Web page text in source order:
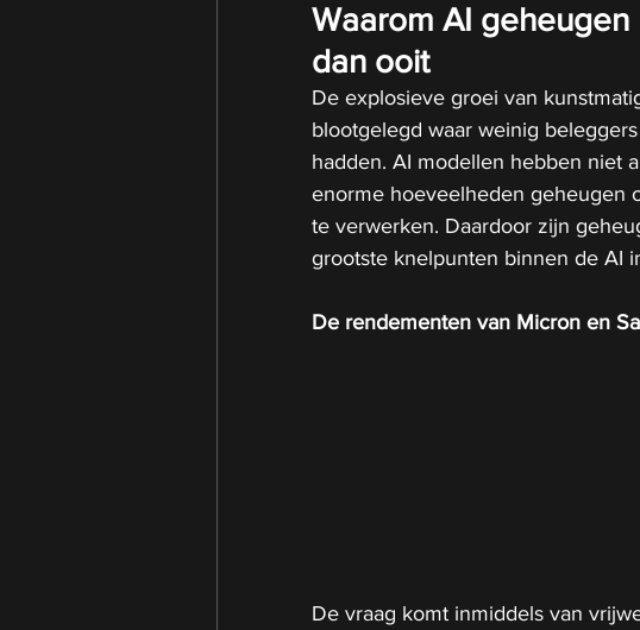
Waarom AI
dan ooit
De explosieve groei van
blootgelegd waar weinig
hadden. AI modellen hebben niet
enorme hoeveelheden geheugen
te verwerken. Daardoor zijn
grootste knelpunten binnen de AI
De rendementen van Micron en
De vraag komt inmiddels van